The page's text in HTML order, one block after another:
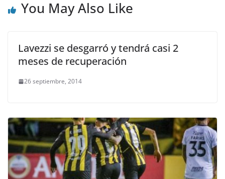
You May Also Like
Lavezzi se desgarró y tendrá casi 2
meses de recuperación
26 septiembre, 2014